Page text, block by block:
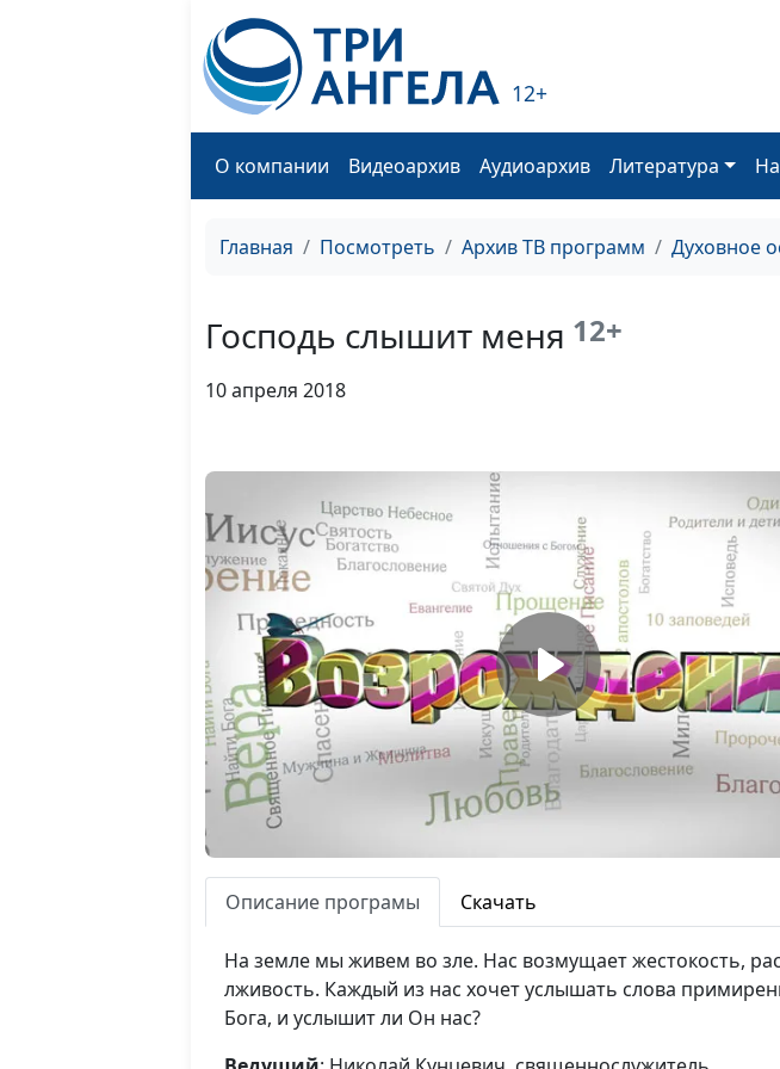
12+
О компании Видеоархив Аудиоархив Литература
Главная Посмотреть Архив ТВ программ Духовное
Господь слышит меня 12+
10 апреля 2018
Описание програмы Скачать
На земле мы живем во зле. Нас возмущает жестокость,
лживость. Каждый из нас хочет услышать слова
Бога, и услышит ли Он нас?